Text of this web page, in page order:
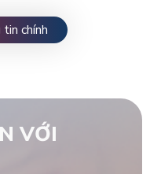
chính
VỚI